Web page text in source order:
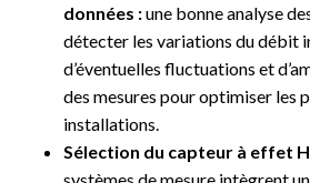
données :une bonne analyse
détecter les variations du débit
d’éventuelles fluctuations et
des mesures pour optimiser les
installations.
Sélection du capteur à effet